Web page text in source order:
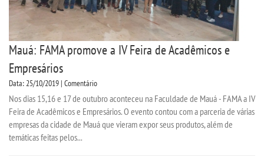
MATRÍCULA
EDITAL
EDITAL - ADENDO 1
PUBLICAÇÕES
DESTAQUES
Mauá: FAMA promove a IV Feira de Acadêmicos e
Empresários
Data: 25/10/2019 | Comentário
Nos dias 15,16 e 17 de outubro aconteceu na Faculdade de Mauá - FAMA a IV
Feira de Acadêmicos e Empresários. O evento contou com a parceria de várias
empresas da cidade de Mauá que vieram expor seus produtos, além de
temáticas feitas pelos...